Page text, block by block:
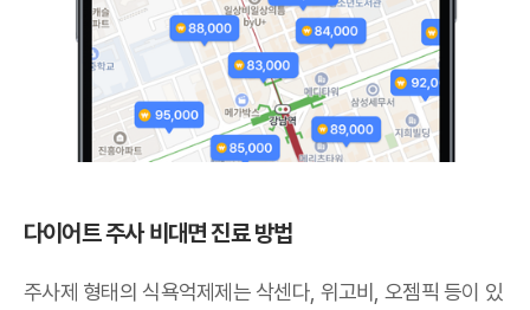
다이어트 주사 비대면 진료 방법
주사제 형태의 식욕억제제는 삭센다, 위고비, 오젬픽 등이 있